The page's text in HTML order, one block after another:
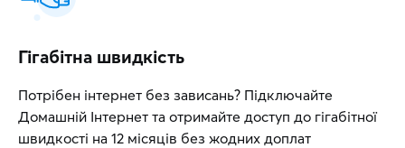
Гігабітна швидкість
Потрібен інтернет без зависань? Підключайте
Домашній Інтернет та отримайте доступ до гігабітної
швидкості на 12 місяців без жодних доплат